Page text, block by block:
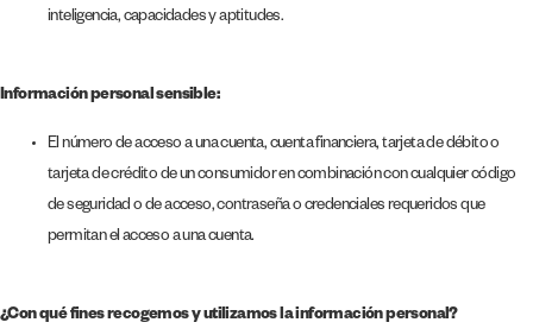
inteligencia, capacidades y aptitudes.
Información personal sensible:
El número de acceso a una cuenta, cuenta financiera, tarjeta de débito o
tarjeta de crédito de un consumidor en combinación con cualquier código
de seguridad o de acceso, contraseña o credenciales requeridos que
permitan el acceso a una cuenta.
¿Con qué fines recogemos y utilizamos la información personal?